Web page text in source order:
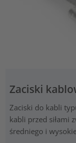
Zaciski
Zaciski do kabli
kabli przed siłami
średniego i